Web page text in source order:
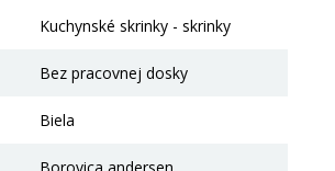
Kuchynské skrinky - skrinky
Bez pracovnej dosky
Biela